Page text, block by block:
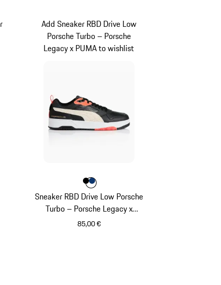
Sneaker RBD Drive Low Porsche
Turbo – Porsche Legacy x
PUMA
85,00 €
Add Sneaker RBD Drive Low
Porsche Turbo – Porsche
Legacy x PUMA to wishlist
Farbe
FarbeFarbe